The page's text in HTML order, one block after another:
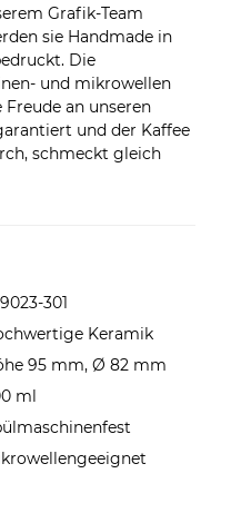
Grafik-Team
sie Handmade in
Die
und mikrowellen
an unseren
und der Kaffee
schmeckt gleich
301
Keramik
95 mm, Ø 82 mm
ml